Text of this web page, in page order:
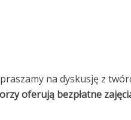
na dyskusję z
oferują bezpłatne